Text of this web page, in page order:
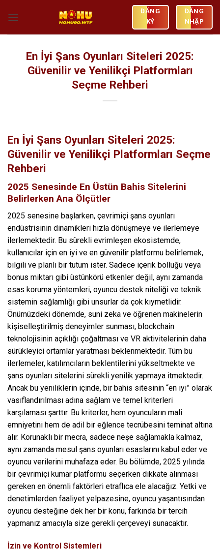
ĐĂNG
KÝ
ĐĂNG
NHẬP
En İyi Şans Oyunları Siteleri 2025:
Güvenilir ve Yenilikçi Platformları
Seçme Rehberi
En İyi Şans Oyunları Siteleri 2025:
Güvenilir ve Yenilikçi Platformları Seçme
Rehberi
2025 Senesinde En Üstün Bahis Sitelerini
Belirlerken Ana Ölçütler
2025 senesine başlarken, çevrimiçi şans oyunları
endüstrisinin dinamikleri hızla dönüşmeye ve ilerlemeye
ilerlemektedir. Bu sürekli evrimleşen ekosistemde,
kullanıcılar için en iyi ve en güvenilir platformu belirlemek,
bilgili ve planlı bir tutum ister. Sadece içerik bolluğu veya
bonus miktarı gibi üstünkörü etkenler değil, aynı zamanda
esas koruma yöntemleri, oyuncu destek niteliği ve teknik
sistemin sağlamlığı gibi unsurlar da çok kıymetlidir.
Önümüzdeki dönemde, suni zeka ve öğrenen makinelerin
kişiselleştirilmiş deneyimler sunması, blockchain
teknolojisinin açıklığı çoğaltması ve VR aktivitelerinin daha
sürükleyici ortamlar yaratması beklenmektedir. Tüm bu
ilerlemeler, katılımcıların beklentilerini yükseltmekte ve
şans oyunları sitelerini sürekli yenilik yapmaya itmektedir.
Ancak bu yeniliklerin içinde, bir bahis sitesinin “en iyi” olarak
vasıflandırılması adına sağlam ve temel kriterleri
karşılaması şarttır. Bu kriterler, hem oyuncuların mali
emniyetini hem de adil bir eğlence tecrübesini teminat altına
alır. Korunaklı bir mecra, sadece neşe sağlamakla kalmaz,
aynı zamanda mesul şans oyunları esaslarını kabul eder ve
oyuncu verilerini muhafaza eder. Bu bölümde, 2025 yılında
bir çevrimiçi kumar platformu seçerken dikkate alınması
gereken en önemli faktörleri etraflıca ele alacağız. Yetki ve
denetimlerden faaliyet yelpazesine, oyuncu yaşantısından
oyuncu desteğine dek her bir konu, farkında bir tercih
yapmanız amacıyla size gerekli çerçeveyi sunacaktır.
İzin ve Kontrol Sistemleri